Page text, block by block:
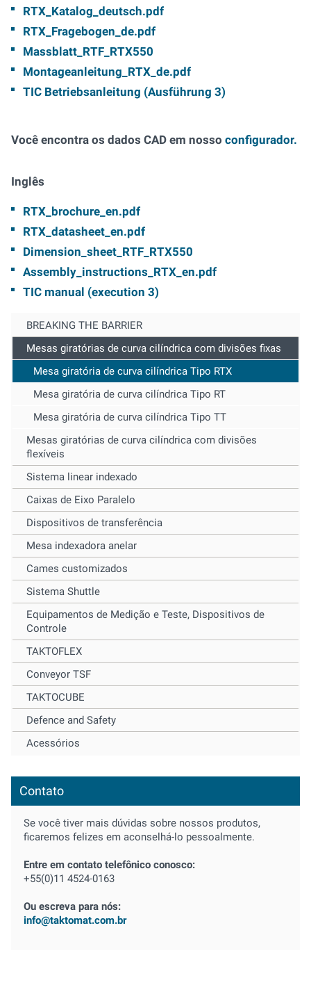
RTX_Katalog_deutsch.pdf
RTX_Fragebogen_de.pdf
Massblatt_RTF_RTX550
Montageanleitung_RTX_de.pdf
TIC Betriebsanleitung (Ausführung 3)
Você encontra os dados CAD em nosso configurador.
Inglês
RTX_brochure_en.pdf
RTX_datasheet_en.pdf
Dimension_sheet_RTF_RTX550
Assembly_instructions_RTX_en.pdf
TIC manual (execution 3)
BREAKING THE BARRIER
Mesas giratórias de curva cilíndrica com divisões fixas
Mesa giratória de curva cilíndrica Tipo RTX
Mesa giratória de curva cilíndrica Tipo RT
Mesa giratória de curva cilíndrica Tipo TT
Mesas giratórias de curva cilíndrica com divisões
flexíveis
Sistema linear indexado
Caixas de Eixo Paralelo
Dispositivos de transferência
Mesa indexadora anelar
Cames customizados
Sistema Shuttle
Equipamentos de Medição e Teste, Dispositivos de
Controle
TAKTOFLEX
Conveyor TSF
TAKTOCUBE
Defence and Safety
Acessórios
Contato
Se você tiver mais dúvidas sobre nossos produtos,
ficaremos felizes em aconselhá-lo pessoalmente.
Entre em contato telefônico conosco:
+55(0)11 4524-0163
Ou escreva para nós:
info@taktomat.com.br